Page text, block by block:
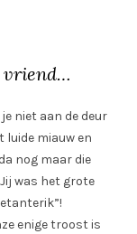
vriend…
niet aan de deur
luide miauw en
nog maar die
was het grote
enige troost is